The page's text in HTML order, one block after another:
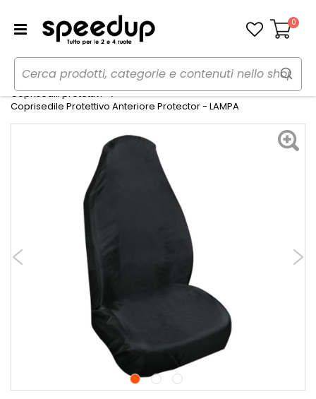
Carrello
0
Home Auto
Accessori interni e comfort
Coprisedili protettivi
Coprisedile Protettivo Anteriore Protector - LAMPA